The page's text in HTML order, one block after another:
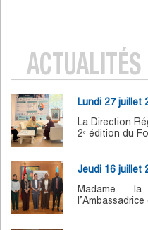
ACTUALITÉS
Lundi 27 juillet
La Direction
2ᵉ édition du
Jeudi 16 juillet
Madame